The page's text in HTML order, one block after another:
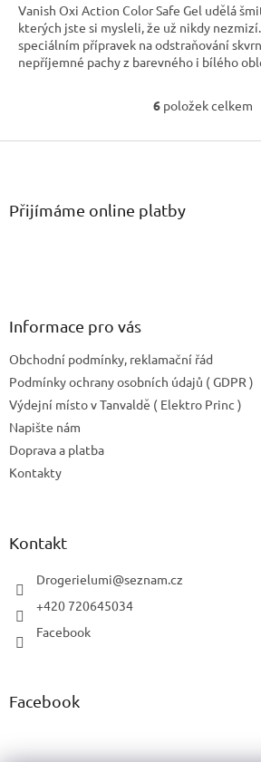
Vanish Oxi Action Color Safe Gel udělá
kterých jste si mysleli, že už nikdy
speciálním přípravek na odstraňování
nepříjemné pachy z barevného i bílého
O
l
ý
p
i
s
6 položek celkem
Z
Přijímáme online platby
Informace pro vás
Obchodní podmínky, reklamační řád
Podmínky ochrany osobních údajů ( GDPR )
Výdejní místo v Tanvaldě ( Elektro Princ )
Napište nám
Doprava a platba
Kontakty
Kontakt
Drogerielumi@seznam.cz
+420 720645034
Facebook
Facebook